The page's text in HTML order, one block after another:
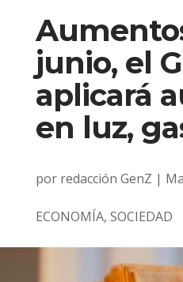
junio, el
aplicará
en luz,
por redacción GenZ |
ECONOMÍA, SOCIEDAD